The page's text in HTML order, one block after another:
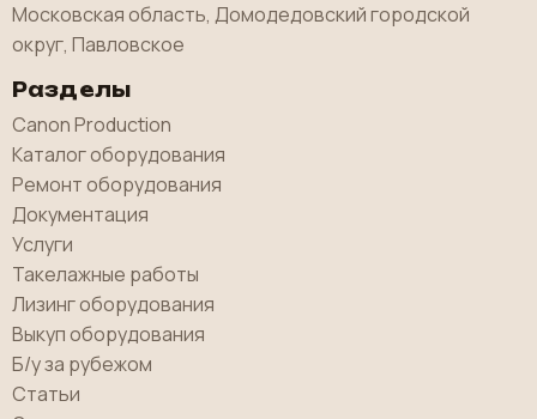
Московская область, Домодедовский городской
округ, Павловское
Разделы
Canon Production
Каталог оборудования
Ремонт оборудования
Документация
Услуги
Такелажные работы
Лизинг оборудования
Выкуп оборудования
Б/у за рубежом
Статьи